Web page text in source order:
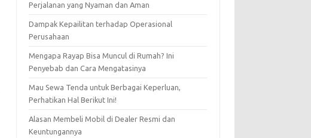
Perjalanan yang Nyaman dan Aman
Dampak Kepailitan terhadap Operasional
Perusahaan
Mengapa Rayap Bisa Muncul di Rumah? Ini
Penyebab dan Cara Mengatasinya
Mau Sewa Tenda untuk Berbagai Keperluan,
Perhatikan Hal Berikut Ini!
Alasan Membeli Mobil di Dealer Resmi dan
Keuntungannya